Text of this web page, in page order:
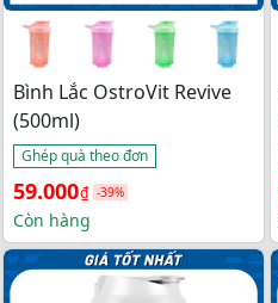
Bình Lắc OstroVit Revive
(500ml)
Ghép quà theo đơn
Giá
gốc
là:
96.000₫.
59.000₫
Giá
hiện
tại
là:
-39%
Còn hàng